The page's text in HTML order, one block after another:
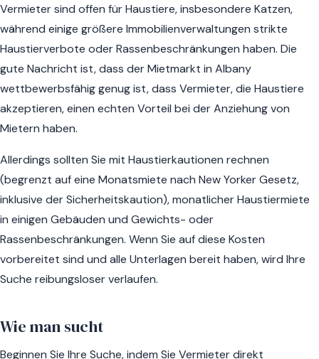
Vermieter sind offen für Haustiere, insbesondere Katzen,
während einige größere Immobilienverwaltungen strikte
Haustierverbote oder Rassenbeschränkungen haben. Die
gute Nachricht ist, dass der Mietmarkt in Albany
wettbewerbsfähig genug ist, dass Vermieter, die Haustiere
akzeptieren, einen echten Vorteil bei der Anziehung von
Mietern haben.
Allerdings sollten Sie mit Haustierkautionen rechnen
(begrenzt auf eine Monatsmiete nach New Yorker Gesetz,
inklusive der Sicherheitskaution), monatlicher Haustiermiete
in einigen Gebäuden und Gewichts- oder
Rassenbeschränkungen. Wenn Sie auf diese Kosten
vorbereitet sind und alle Unterlagen bereit haben, wird Ihre
Suche reibungsloser verlaufen.
Wie man sucht
Beginnen Sie Ihre Suche, indem Sie Vermieter direkt